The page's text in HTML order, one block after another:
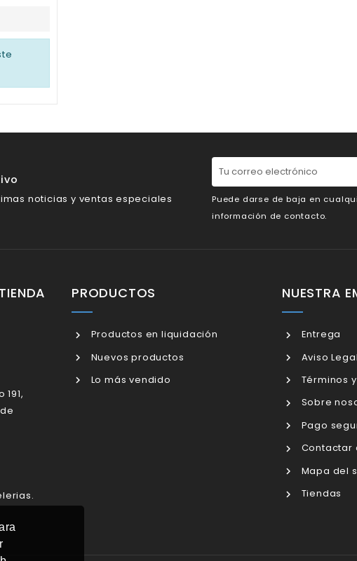
noticias y ventas especiales
Puede darse de baja en
información de contacto.
PRODUCTOS
Productos en liquidación
Nuevos productos
Lo más vendido
NUESTRA
Entrega
Aviso Legal
Términos
Sobre
Pago
Contactar
Mapa del
Tiendas